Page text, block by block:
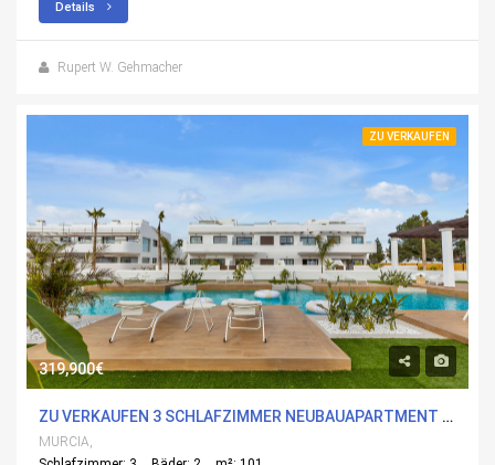
Details
Rupert W. Gehmacher
ZU VERKAUFEN
319,900€
ZU VERKAUFEN 3 SCHLAFZIMMER NEUBAUAPARTMENT IN LOS ALCÃ¡ZARES, MURCIA MIT POOL
MURCIA,